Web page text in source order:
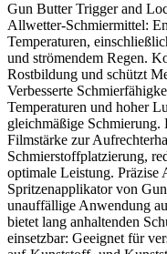
Gun Butter Trigger and
Allwetter-Schmiermittel:
Temperaturen,
und strömendem Regen.
Rostbildung und schützt
Verbesserte
Temperaturen und hoher
gleichmäßige
Filmstärke zur
Schmierstoffplatzierung,
optimale Leistung.
Spritzenapplikator von
unauffällige Anwendung
bietet lang anhaltenden
einsetzbar: Geeignet für